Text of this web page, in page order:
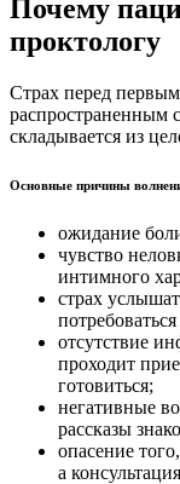
Почему
проктологу
Страх перед
распространенным
складывается из
Основные причины
ожидание
чувство
интимного
страх
отсутствие
проходит
готовиться;
негативные
рассказы
опасение
а